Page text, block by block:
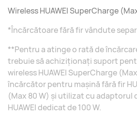
Wireless HUAWEI SuperCharge
*Încărcătoare fără fir vândute
**Pentru a atinge o rată de
trebuie să achiziționați suport
wireless HUAWEI SuperCharge
încărcător pentru mașină fără fir
(Max 80 W) și utilizat cu adaptorul
HUAWEI dedicat de 100 W.